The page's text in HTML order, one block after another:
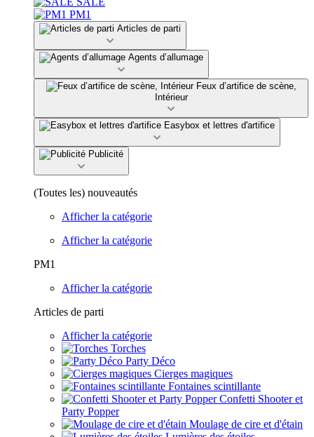
PM1
Articles de parti
Agents d’allumage
Feux d’artifice de scène,
Intérieur
Easybox et lettres d'artifice
Publicité
(Toutes les) nouveautés
Afficher la catégorie
Afficher la catégorie
PM1
Afficher la catégorie
Articles de parti
Afficher la catégorie
Torches
Party Déco
Cierges magiques
Fontaines scintillante
Confetti Shooter et
Party Popper
Moulage de cire et d'étain